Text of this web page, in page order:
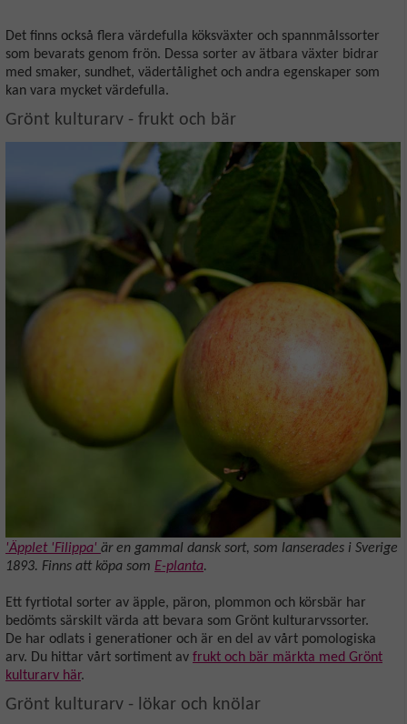
Det finns också flera värdefulla köksväxter och spannmålssorter
som bevarats genom frön. Dessa sorter av ätbara växter bidrar
med smaker, sundhet, vädertålighet och andra egenskaper som
kan vara mycket värdefulla.
Grönt kulturarv - frukt och bär
'Äpplet 'Filippa' är en gammal dansk sort, som lanserades i Sverige
1893. Finns att köpa som E-planta.
Ett fyrtiotal sorter av äpple, päron, plommon och körsbär har
bedömts särskilt värda att bevara som Grönt kulturarvssorter.
De har odlats i generationer och är en del av vårt pomologiska
arv. Du hittar vårt sortiment av frukt och bär märkta med Grönt
kulturarv här.
Grönt kulturarv - lökar och knölar